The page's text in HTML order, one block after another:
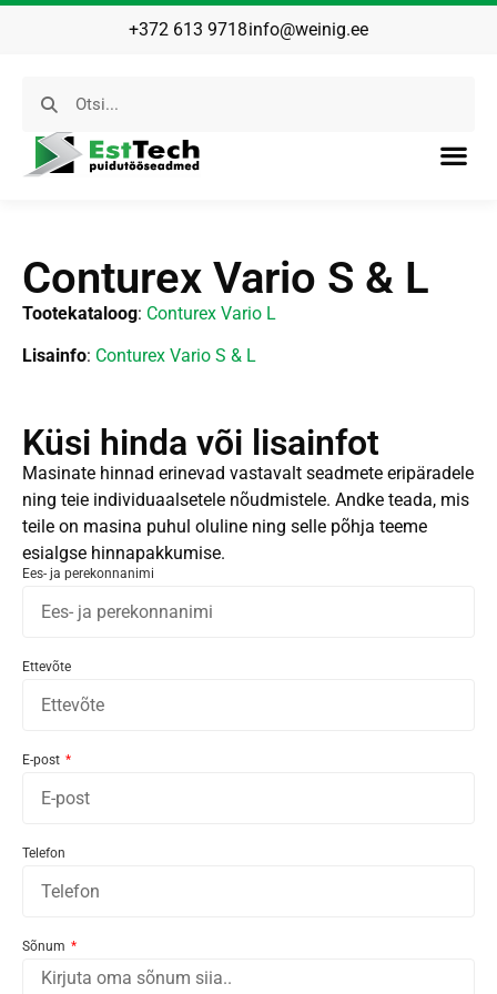
+372 613 9718info@weinig.ee
Conturex Vario S & L
Tootekataloog: Conturex Vario L
Lisainfo: Conturex Vario S & L
Küsi hinda või lisainfot
Masinate hinnad erinevad vastavalt seadmete eripäradele
ning teie individuaalsetele nõudmistele. Andke teada, mis
teile on masina puhul oluline ning selle põhja teeme
esialgse hinnapakkumise.
Ees- ja perekonnanimi
Ettevõte
E-post
Telefon
Sõnum